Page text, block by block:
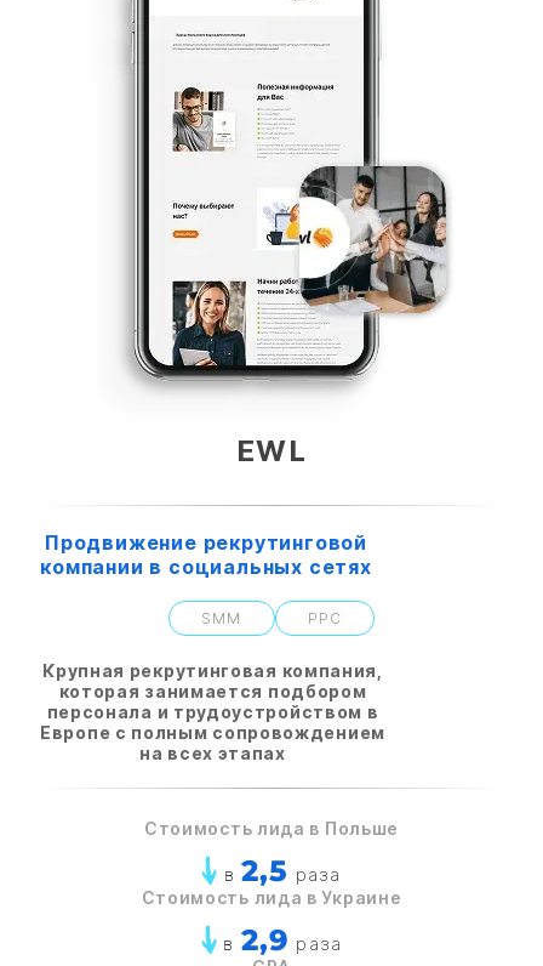
EWL
Продвижение рекрутинговой
компании в социальных сетях
SMM PPC
Крупная рекрутинговая компания,
которая занимается подбором
персонала и трудоустройством в
Европе с полным сопровождением
на всех этапах
Стоимость лида в Польше
в 2,5 раза
Стоимость лида в Украине
в 2,9 раза